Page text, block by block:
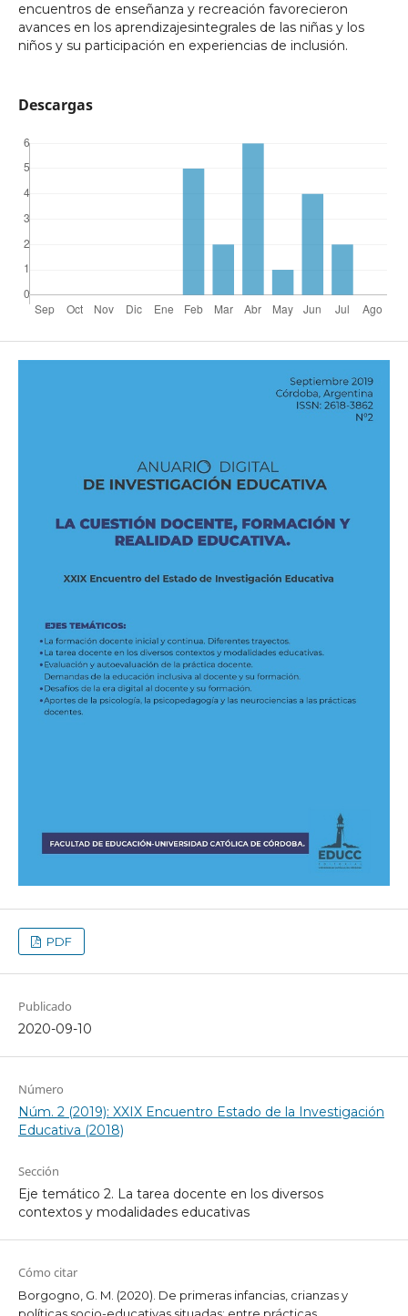
encuentros de enseñanza y recreación favorecieron
avances en los aprendizajesintegrales de las niñas y los
niños y su participación en experiencias de inclusión.
Descargas
PDF
Publicado
2020-09-10
Número
Núm. 2 (2019): XXIX Encuentro Estado de la Investigación
Educativa (2018)
Sección
Eje temático 2. La tarea docente en los diversos
contextos y modalidades educativas
Cómo citar
Borgogno, G. M. (2020). De primeras infancias, crianzas y